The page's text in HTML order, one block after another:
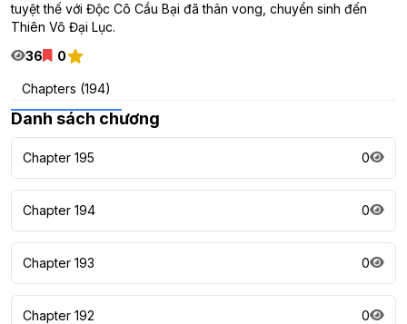
tuyệt thế với Độc Cô Cầu Bại đã thân vong, chuyển sinh đến
Thiên Vô Đại Lục.
36
0
Chapters (194)
Danh sách chương
Chapter 195 0
Chapter 194 0
Chapter 193 0
Chapter 192 0